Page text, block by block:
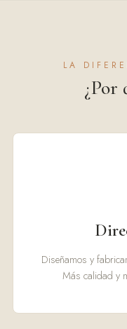
LA
¿Por
Diseñamos y
Más calidad y